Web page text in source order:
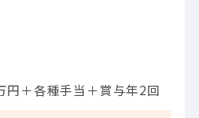
円＋各種手当＋賞与年2回